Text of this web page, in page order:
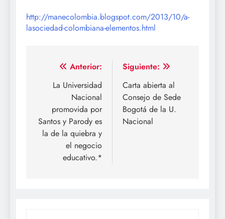
http://manecolombia.blogspot.com/2013/10/a-
lasociedad-colombiana-elementos.html
Navegación
entradas
Anterior:
La Universidad
Nacional
promovida por
Santos y Parody es
la de la quiebra y
el negocio
educativo.*
Siguiente:
Carta abierta al
Consejo de Sede
Bogotá de la U.
Nacional